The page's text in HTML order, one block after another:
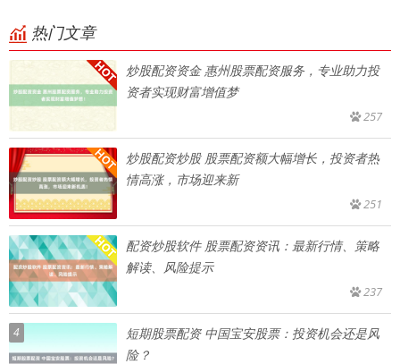
热门文章
炒股配资资金 惠州股票配资服务，专业助力投
资者实现财富增值梦
257
炒股配资炒股 股票配资额大幅增长，投资者热
情高涨，市场迎来新
251
配资炒股软件 股票配资资讯：最新行情、策略
解读、风险提示
237
4
短期股票配资 中国宝安股票：投资机会还是风
险？